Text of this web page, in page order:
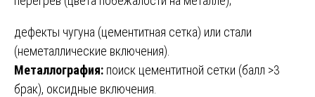
дефекты чугуна (цементитная сетка) или стали
(неметаллические включения).
Металлография: поиск цементитной сетки (балл >3
брак), оксидные включения.